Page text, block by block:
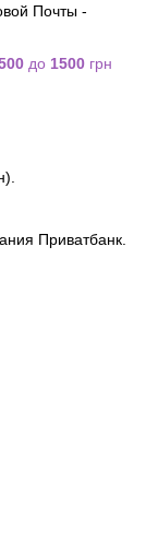
Почты -
до 1500 грн
Приватбанк.